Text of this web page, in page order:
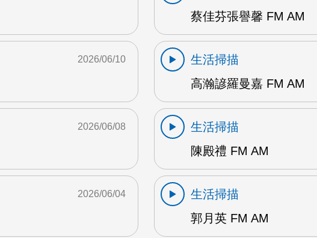
蔡佳芬張譽馨 FM AM
2026/06/10
生活掃描
高瀚諺羅曼嘉 FM AM
2026/06/08
生活掃描
陳殿禮 FM AM
2026/06/04
生活掃描
郭月英 FM AM